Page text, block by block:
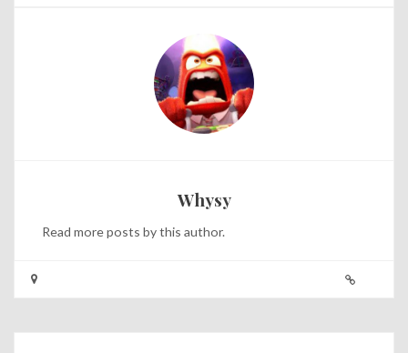
Whysy
Read more posts by this author.